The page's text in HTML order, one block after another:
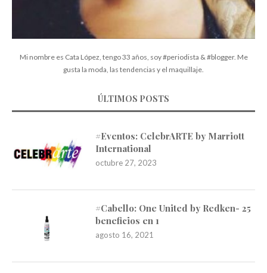
Mi nombre es Cata López, tengo 33 años, soy #periodista & #blogger. Me
gusta la moda, las tendencias y el maquillaje.
ÚLTIMOS POSTS
#Eventos: CelebrARTE by Marriott
International
octubre 27, 2023
#Cabello: One United by Redken- 25
beneficios en 1
agosto 16, 2021